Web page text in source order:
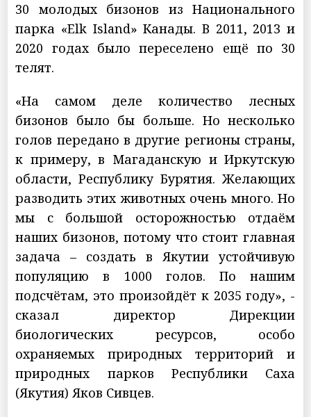
30 молодых бизонов из Национального
парка «Elk Island» Канады. В 2011, 2013 и
2020 годах было переселено ещё по 30
телят.
«На самом деле количество лесных
бизонов было бы больше. Но несколько
голов передано в другие регионы страны,
к примеру, в Магаданскую и Иркутскую
области, Республику Бурятия. Желающих
разводить этих животных очень много. Но
мы с большой осторожностью отдаём
наших бизонов, потому что стоит главная
задача – создать в Якутии устойчивую
популяцию в 1000 голов. По нашим
подсчётам, это произойдёт к 2035 году», -
сказал директор Дирекции
биологических ресурсов, особо
охраняемых природных территорий и
природных парков Республики Саха
(Якутия) Яков Сивцев.